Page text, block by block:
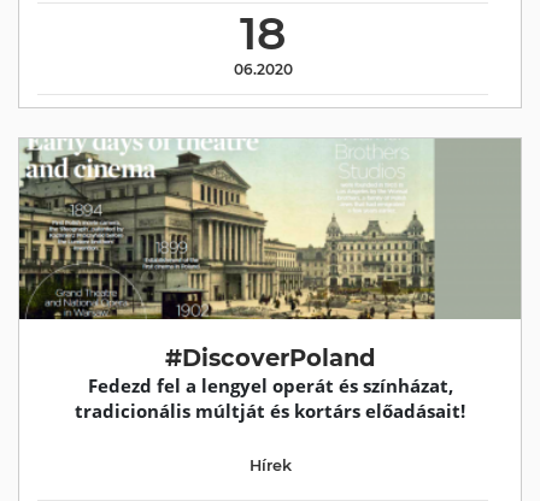
18
06.2020
#DiscoverPoland
Fedezd fel a lengyel operát és színházat,
tradicionális múltját és kortárs előadásait!
Hírek